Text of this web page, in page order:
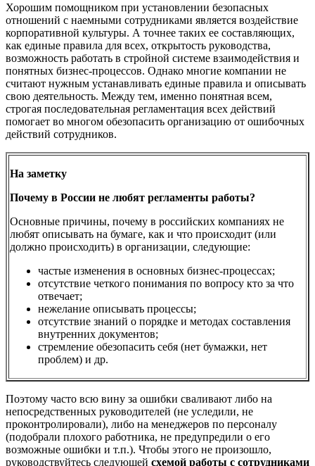
Хорошим помощником при установлении безопасных
отношений с наемными сотрудниками является воздействие
корпоративной культуры. А точнее таких ее составляющих,
как единые правила для всех, открытость руководства,
возможность работать в стройной системе взаимодействия и
понятных бизнес-процессов. Однако многие компании не
считают нужным устанавливать единые правила и описывать
свою деятельность. Между тем, именно понятная всем,
строгая последовательная регламентация всех действий
помогает во многом обезопасить организацию от ошибочных
действий сотрудников.
На заметку
Почему в России не любят регламенты работы?
Основные причины, почему в российских компаниях не
любят описывать на бумаге, как и что происходит (или
должно происходить) в организации, следующие:
частые изменения в основных бизнес-процессах;
отсутствие четкого понимания по вопросу кто за что
отвечает;
нежелание описывать процессы;
отсутствие знаний о порядке и методах составления
внутренних документов;
стремление обезопасить себя (нет бумажки, нет
проблем) и др.
Поэтому часто всю вину за ошибки сваливают либо на
непосредственных руководителей (не уследили, не
проконтролировали), либо на менеджеров по персоналу
(подобрали плохого работника, не предупредили о его
возможные ошибки и т.п.). Чтобы этого не произошло,
руководствуйтесь следующей схемой работы с сотрудниками